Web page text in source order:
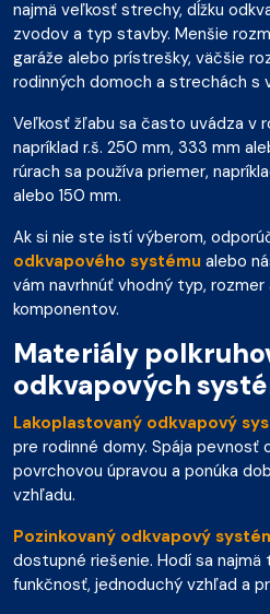
najmä veľkosť strechy, dĺžku
zvodov a typ stavby. Menšie
garáže alebo prístrešky, väčšie
rodinných domoch a strechách s
Veľkosť žľabu sa často uvádza v
napríklad r.š. 250 mm, 333 mm
rúrach sa používa priemer,
alebo 150 mm.
Ak si nie ste istí výberom,
odkvapového systému alebo
vám navrhnúť vhodný typ,
komponentov.
Materiály
odkvapových
Lakoplastovaný odkvapový
pre rodinné domy. Spája pevnosť
povrchovou úpravou a ponúka
vzhľadu.
Pozinkovaný odkvapový
dostupné riešenie. Hodí sa najmä
funkčnosť, jednoduchý vzhľad a